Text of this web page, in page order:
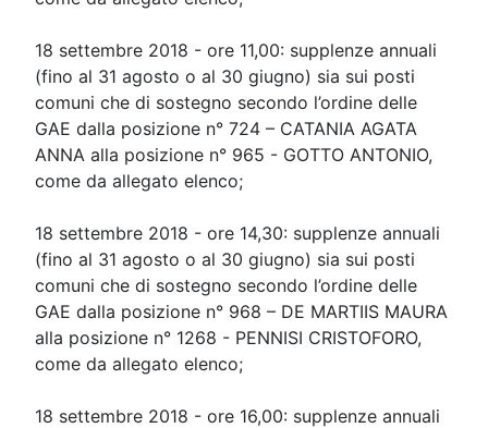
18 settembre 2018 - ore 11,00: supplenze annuali
(fino al 31 agosto o al 30 giugno) sia sui posti
comuni che di sostegno secondo l’ordine delle
GAE dalla posizione n° 724 – CATANIA AGATA
ANNA alla posizione n° 965 - GOTTO ANTONIO,
come da allegato elenco;
18 settembre 2018 - ore 14,30: supplenze annuali
(fino al 31 agosto o al 30 giugno) sia sui posti
comuni che di sostegno secondo l’ordine delle
GAE dalla posizione n° 968 – DE MARTIIS MAURA
alla posizione n° 1268 - PENNISI CRISTOFORO,
come da allegato elenco;
18 settembre 2018 - ore 16,00: supplenze annuali